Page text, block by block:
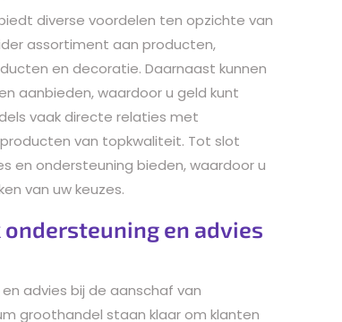
diverse voordelen ten opzichte van
assortiment aan producten,
en decoratie. Daarnaast kunnen
aanbieden, waardoor u geld kunt
vaak directe relaties met
van topkwaliteit. Tot slot
en ondersteuning bieden, waardoor u
van uw keuzes.
en advies
advies bij de aanschaf van
groothandel staan klaar om klanten